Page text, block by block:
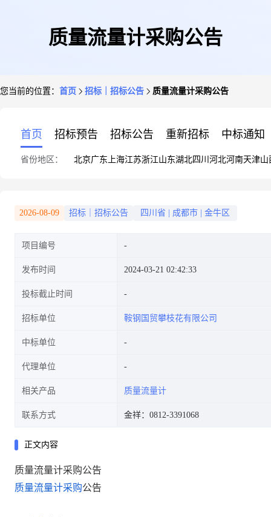
质量流量计采购公告
您当前的位置： 首页 招标｜招标公告 质量流量计采购公告
首页 招标预告 招标公告 重新招标 中标通知
省份地区： 北京广东 上海江苏浙江山东湖北四川 河北河南天津山
2026-08-09 招标｜招标公告 四川省 成都市 金牛区
项目编号
发布时间 2024-03-21 02:42:33
投标截止时间
招标单位 鞍钢国贸攀枝花有限公司
中标单位
代理单位
相关产品 质量流量计
联系方式 金祥：0812-3391068
正文内容
质量流量计采购公告
质量流量计采购公告